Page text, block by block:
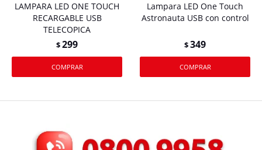
LAMPARA LED ONE TOUCH
RECARGABLE USB
TELECOPICA
$299
Lampara LED One Touch
Astronauta USB con control
$349